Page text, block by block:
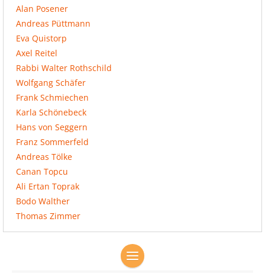
Alan Posener
Andreas Püttmann
Eva Quistorp
Axel Reitel
Rabbi Walter Rothschild
Wolfgang Schäfer
Frank Schmiechen
Karla Schönebeck
Hans von Seggern
Franz Sommerfeld
Andreas Tölke
Canan Topcu
Ali Ertan Toprak
Bodo Walther
Thomas Zimmer